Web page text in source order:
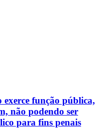
função pública,
não podendo ser
para fins penais